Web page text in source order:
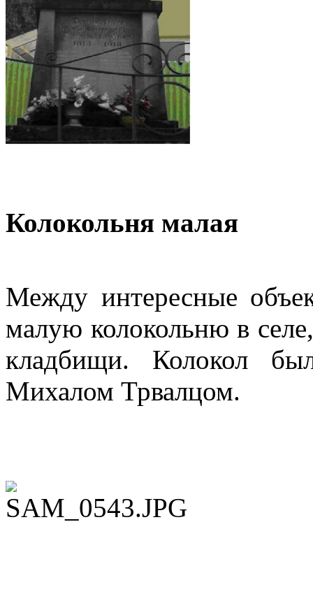
Колокольня малая
Между интересные
малую колокольню в
кладбищи. Колокол
Михалом Трвалцом.